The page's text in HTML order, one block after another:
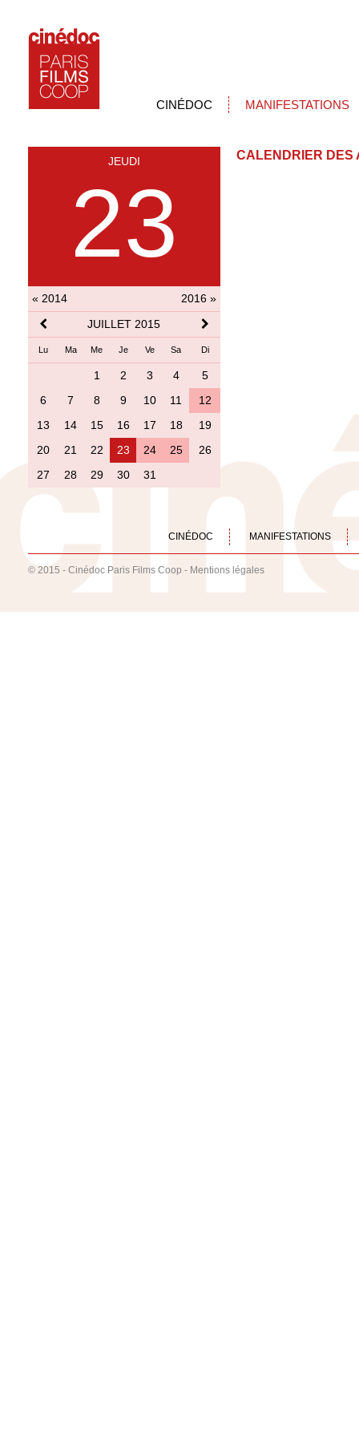
CINÉDOC MANIFESTATIONS
JEUDI
23
« 2014
2016 »
JUILLET 2015
Lu Ma Me Je Ve Sa Di
1 2 3 4
5
6
7 8 9 10 11
12
13
14 15 16 17 18
19
20
21 22 23 24 25
26
27
28 29 30 31
CALENDRIER DES
CINÉDOC MANIFESTATIONS
© 2015 - Cinédoc Paris Films Coop - Mentions légales